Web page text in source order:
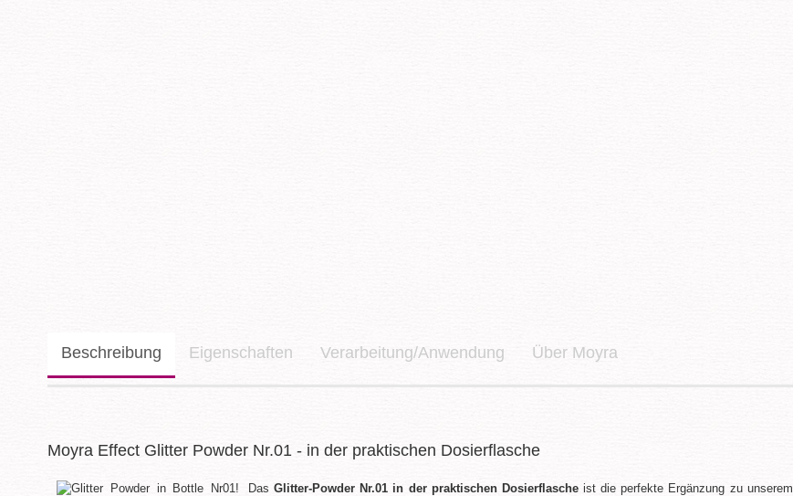
Beschreibung Eigenschaften Verarbeitung/Anwendung Über Moyra
Moyra Effect Glitter Powder Nr.01 - in der praktischen Dosierflasche
DasGlitter-Powder Nr.01 in der praktischen Dosierflasche ist die perfekte Ergänzung zu unserem